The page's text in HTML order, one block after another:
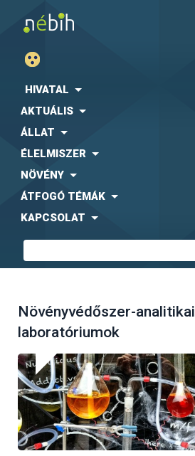
HIVATAL
AKTUÁLIS
ÁLLAT
ÉLELMISZER
NÖVÉNY
ÁTFOGÓ TÉMÁK
KAPCSOLAT
Növényvédőszer-analitikai
laboratóriumok